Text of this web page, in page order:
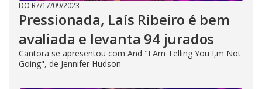
DO R7/17/09/2023
Pressionada, Laís Ribeiro é bem
avaliada e levanta 94 jurados
Cantora se apresentou com And "I Am Telling You I,m Not
Going", de Jennifer Hudson